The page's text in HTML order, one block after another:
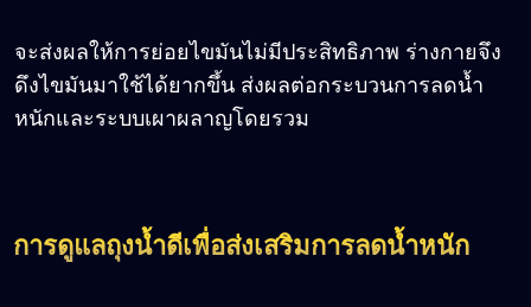
จะส่งผลให้การย่อยไขมันไม่มีประสิทธิภาพ ร่างกายจึง
ดึงไขมันมาใช้ได้ยากขึ้น ส่งผลต่อกระบวนการลดน้ำ
หนักและระบบเผาผลาญโดยรวม
การดูแลถุงน้ำดีเพื่อส่งเสริมการลดน้ำหนัก